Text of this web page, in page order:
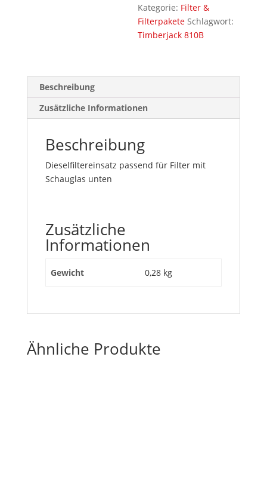
Kategorie: Filter &
Filterpakete Schlagwort:
Timberjack 810B
Beschreibung
Zusätzliche Informationen
Beschreibung
Dieselfiltereinsatz passend für Filter mit
Schauglas unten
Zusätzliche
Informationen
Gewicht 0,28 kg
Ähnliche Produkte